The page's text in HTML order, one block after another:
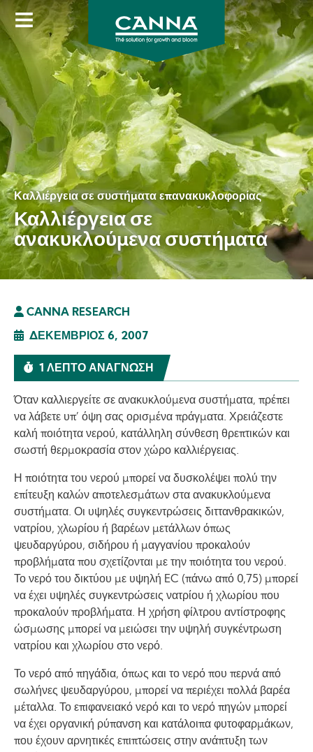
Skip
to
main
content
Καλλιέργεια σε συστήματα επανακυκλοφορίας
Καλλιέργεια σε
ανακυκλούμενα συστήματα
CANNA RESEARCH
ΔΕΚΈΜΒΡΙΟΣ 6, 2007
1 ΛΕΠΤΌ ΑΝΆΓΝΩΣΗ
Όταν καλλιεργείτε σε ανακυκλούμενα συστήματα, πρέπει
να λάβετε υπ’ όψη σας ορισμένα πράγματα. Χρειάζεστε
καλή ποιότητα νερού, κατάλληλη σύνθεση θρεπτικών και
σωστή θερμοκρασία στον χώρο καλλιέργειας.
Η ποιότητα του νερού μπορεί να δυσκολέψει πολύ την
επίτευξη καλών αποτελεσμάτων στα ανακυκλούμενα
συστήματα. Οι υψηλές συγκεντρώσεις διττανθρακικών,
νατρίου, χλωρίου ή βαρέων μετάλλων όπως
ψευδαργύρου, σιδήρου ή μαγγανίου προκαλούν
προβλήματα που σχετίζονται με την ποιότητα του νερού.
Το νερό του δικτύου με υψηλή EC (πάνω από 0,75) μπορεί
να έχει υψηλές συγκεντρώσεις νατρίου ή χλωρίου που
προκαλούν προβλήματα. Η χρήση φίλτρου αντίστροφης
ώσμωσης μπορεί να μειώσει την υψηλή συγκέντρωση
νατρίου και χλωρίου στο νερό.
Το νερό από πηγάδια, όπως και το νερό που περνά από
σωλήνες ψευδαργύρου, μπορεί να περιέχει πολλά βαρέα
μέταλλα. Το επιφανειακό νερό και το νερό πηγών μπορεί
να έχει οργανική ρύπανση και κατάλοιπα φυτοφαρμάκων,
που έχουν αρνητικές επιπτώσεις στην ανάπτυξη των